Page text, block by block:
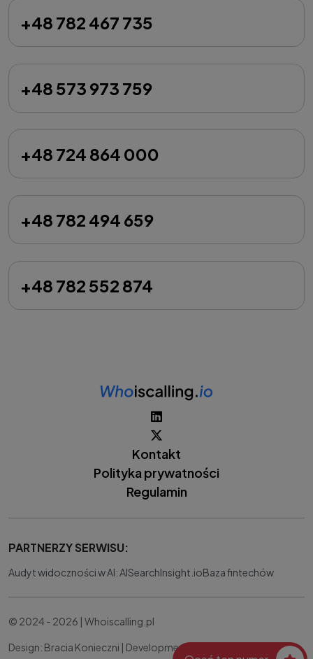
+48 782 467 735
+48 573 973 759
+48 724 864 000
+48 782 494 659
+48 782 552 874
Kontakt
Polityka prywatności
Regulamin
PARTNERZY SERWISU:
Audyt widoczności w AI: AISearchInsight.ioBaza fintechów
© 2024 - 2026 | Whoiscalling.pl
Design: Bracia Konieczni | Development: